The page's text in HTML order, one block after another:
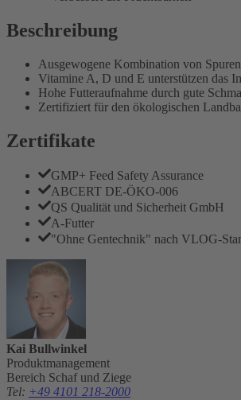
Beschreibung
Ausgewogene Kombination von
Vitamine A, D und E unterstützen das
Hohe Futteraufnahme durch gute
Zertifiziert für den ökologischen
Zertifikate
GMP+ Feed Safety Assurance
ABCERT DE-ÖKO-006
QS Qualität und Sicherheit GmbH
A-Futter
"Ohne Gentechnik" nach VLOG-
Kai Bullwinkel
Produktmanagement
Bereich Schaf und Ziege
Tel: +49 4101 218-2000